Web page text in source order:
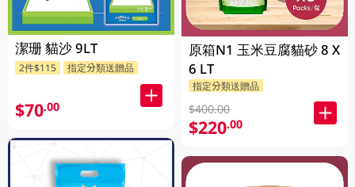
潔珊 貓沙 9LT
2件$115 指定分類送贈品
$70.00
原箱N1 玉米豆腐貓砂 8 X
6 LT
指定分類送贈品
$400.00
$220.00